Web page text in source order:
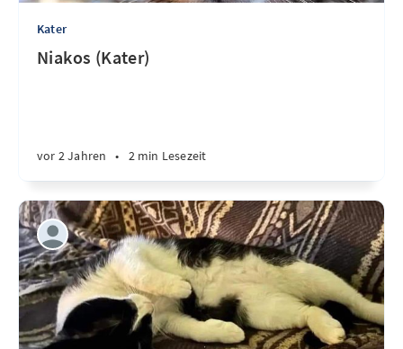
Kater
Niakos (Kater)
vor 2 Jahren • 2 min Lesezeit